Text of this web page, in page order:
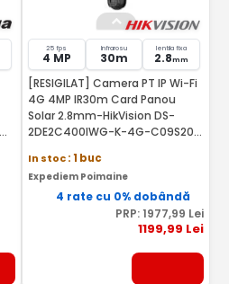
25 fps
4 MP
Infrarosu
30m
lentila fixa
2.8mm
[RESIGILAT] Camera PT IP Wi-Fi
4G 4MP IR30m Card Panou
Solar 2.8mm-HikVision DS-
2DE2C400IWG-K-4G-C09S20-
In stoc: 1 buc
Expediem Poimaine
4 rate cu 0% dobândă
PRP: 1977,99 Lei
1199,99 Lei